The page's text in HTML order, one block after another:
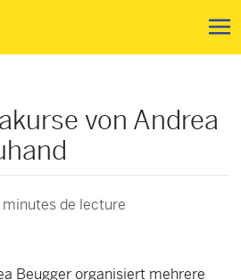
von Andrea
minutes de lecture
Beugger organisiert mehrere